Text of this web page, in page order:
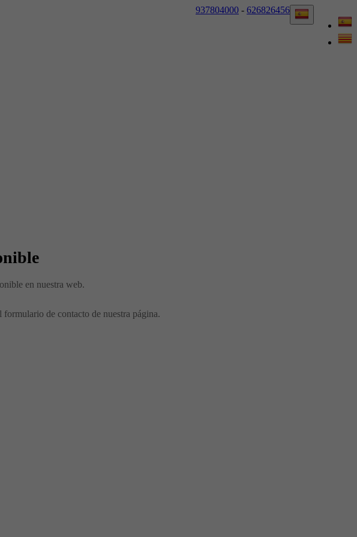
937804000 - 626826456
en nuestra web.
formulario de contacto de nuestra página.